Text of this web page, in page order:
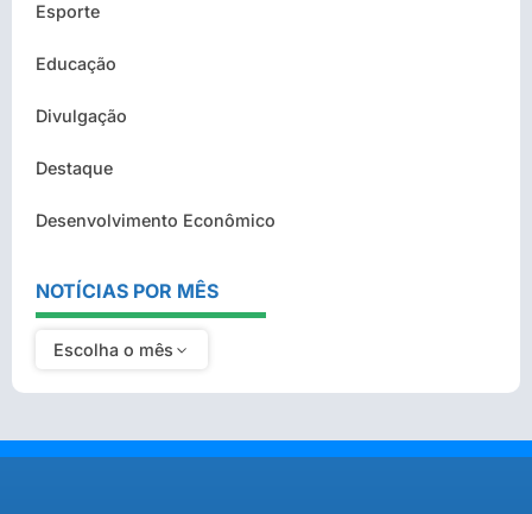
Esporte
Educação
Divulgação
Destaque
Desenvolvimento Econômico
NOTÍCIAS POR MÊS
Escolha o mês